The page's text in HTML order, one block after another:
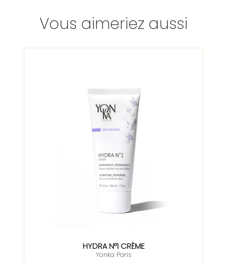
Vous aimeriez aussi
HYDRA N°1 CRÈME
Yonka Paris